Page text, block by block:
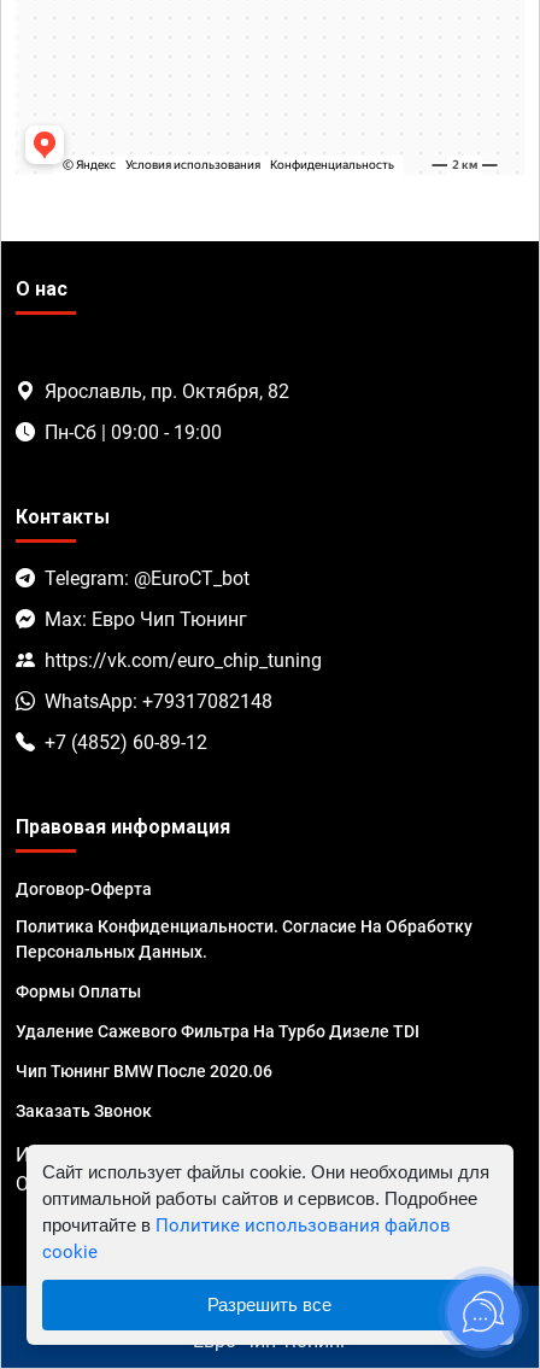
О нас
Ярославль, пр. Октября, 82
Пн-Сб | 09:00 - 19:00
Контакты
Telegram: @EuroCT_bot
Max: Евро Чип Тюнинг
https://vk.com/euro_chip_tuning
WhatsApp: +79317082148
+7 (4852) 60-89-12
Правовая информация
Договор-Оферта
Политика Конфиденциальности. Согласие На Обработку
Персональных Данных.
Формы Оплаты
Удаление Сажевого Фильтра На Турбо Дизеле TDI
Чип Тюнинг BMW После 2020.06
Заказать Звонок
ИП Смирнов Георгий Павлович. ИНН 781302555843,
ОГРНИП 324470400032610
© 2010 - 2026 Чип тюнинг в Ярославле - Автосервис
"Евро Чип Тюнинг"
Сайт использует файлы cookie. Они необходимы для
оптимальной работы сайтов и сервисов. Подробнее
прочитайте в Политике использования файлов
cookie
Разрешить все